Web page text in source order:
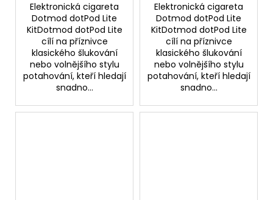
Elektronická cigareta
Dotmod dotPod Lite
KitDotmod dotPod Lite
cílí na příznivce
klasického šlukování
nebo volnějšího stylu
potahování, kteří hledají
snadno...
Elektronická cigareta
Dotmod dotPod Lite
KitDotmod dotPod Lite
cílí na příznivce
klasického šlukování
nebo volnějšího stylu
potahování, kteří hledají
snadno...